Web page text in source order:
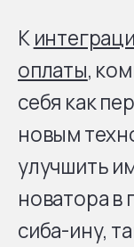
К
оплаты,
себя как
новым
улучшить
новатора в
сиба-ину,